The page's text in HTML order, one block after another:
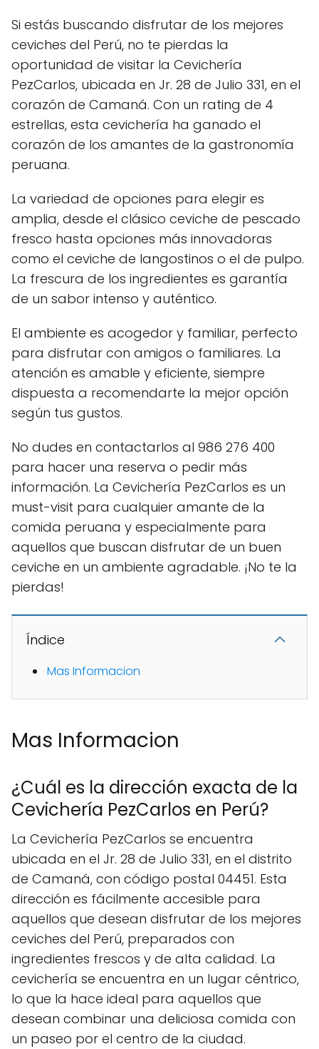
Si estás buscando disfrutar de los mejores
ceviches del Perú, no te pierdas la
oportunidad de visitar la Cevichería
PezCarlos, ubicada en Jr. 28 de Julio 331, en el
corazón de Camaná. Con un rating de 4
estrellas, esta cevichería ha ganado el
corazón de los amantes de la gastronomía
peruana.
La variedad de opciones para elegir es
amplia, desde el clásico ceviche de pescado
fresco hasta opciones más innovadoras
como el ceviche de langostinos o el de pulpo.
La frescura de los ingredientes es garantía
de un sabor intenso y auténtico.
El ambiente es acogedor y familiar, perfecto
para disfrutar con amigos o familiares. La
atención es amable y eficiente, siempre
dispuesta a recomendarte la mejor opción
según tus gustos.
No dudes en contactarlos al 986 276 400
para hacer una reserva o pedir más
información. La Cevichería PezCarlos es un
must-visit para cualquier amante de la
comida peruana y especialmente para
aquellos que buscan disfrutar de un buen
ceviche en un ambiente agradable. ¡No te la
pierdas!
Índice
Mas Informacion
Mas Informacion
¿Cuál es la dirección exacta de la
Cevichería PezCarlos en Perú?
La Cevichería PezCarlos se encuentra
ubicada en el Jr. 28 de Julio 331, en el distrito
de Camaná, con código postal 04451. Esta
dirección es fácilmente accesible para
aquellos que desean disfrutar de los mejores
ceviches del Perú, preparados con
ingredientes frescos y de alta calidad. La
cevichería se encuentra en un lugar céntrico,
lo que la hace ideal para aquellos que
desean combinar una deliciosa comida con
un paseo por el centro de la ciudad.